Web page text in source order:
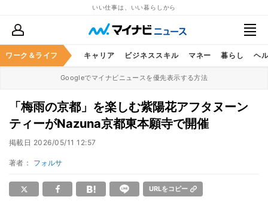
いい仕事は、いい暮らしから
ワーク＆ライフ キャリア ビジネススキル マネー 暮らし ヘ
Googleでマイナビニュースを優先表示する方法
「梅雨の京都」を楽しむ紫陽花アフタヌーン
ティーがNazuna京都東本願寺で開催
掲載日 2026/05/11 12:57
著者： フォルサ
URLをコピー